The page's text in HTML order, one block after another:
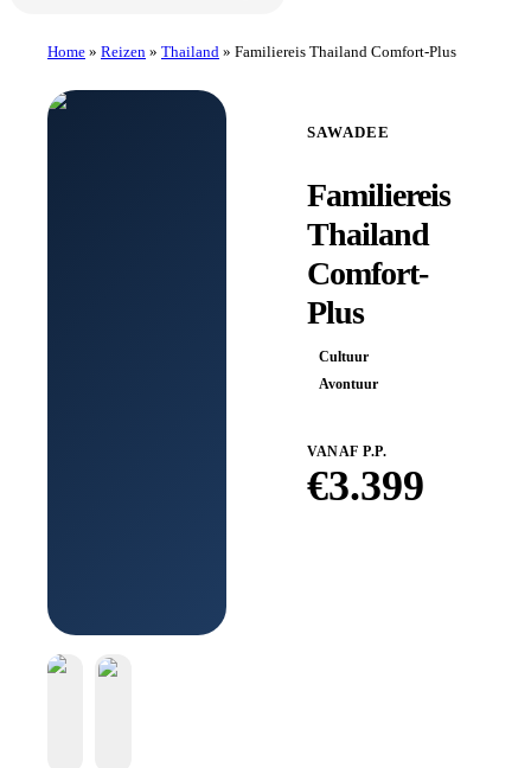
Home » Reizen » Thailand » Familiereis Thailand Comfort-Plus
SAWADEE
Familiereis
Thailand
Comfort-
Plus
Cultuur
Avontuur
VANAF P.P.
€3.399